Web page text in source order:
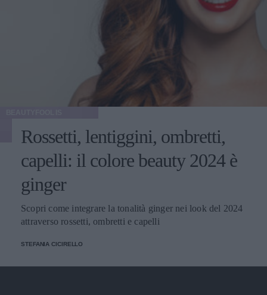
Rossetti, lentiggini, ombretti,
capelli: il colore beauty 2024 è
ginger
Scopri come integrare la tonalità ginger nei look del 2024
attraverso rossetti, ombretti e capelli
STEFANIA CICIRELLO